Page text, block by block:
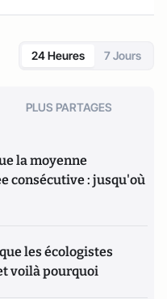
24 Heures 7 Jours
PLUS PARTAGES
la moyenne
consécutive : jusqu'où
les écologistes
voilà pourquoi